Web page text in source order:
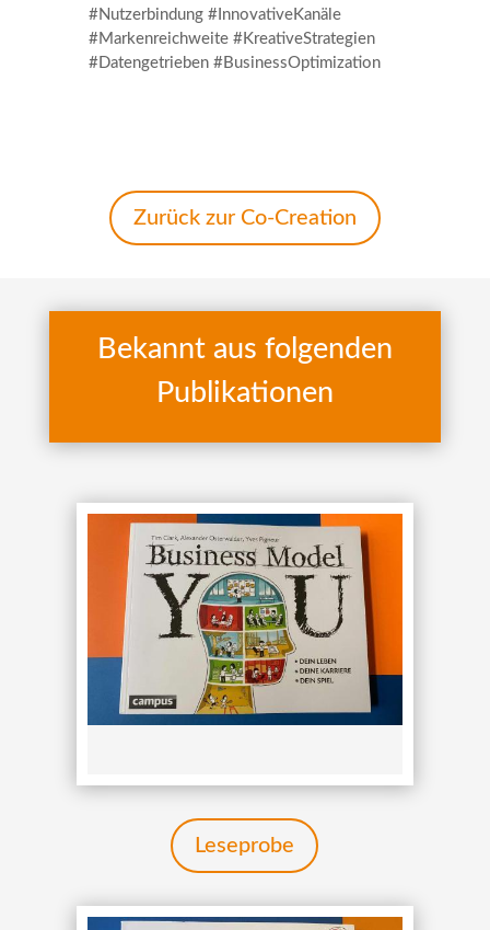
#Nutzerbindung #InnovativeKanäle
#Markenreichweite #KreativeStrategien
#Datengetrieben #BusinessOptimization
Zurück zur Co-Creation
Bekannt aus folgenden
Publikationen
Leseprobe